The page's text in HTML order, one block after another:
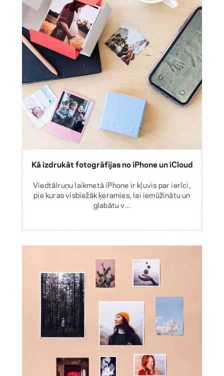
Kā izdrukāt fotogrāfijas no iPhone un iCloud
Viedtālruņu laikmetā iPhone ir kļuvis par ierīci,
pie kuras visbiežāk ķeramies, lai iemūžinātu un
glabātu v...